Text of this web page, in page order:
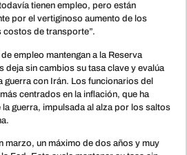
tienen empleo, pero están
por el vertiginoso aumento de los
costos de transporte”.
empleo mantengan a la Reserva
deja sin cambios su tasa clave y evalúa
guerra con Irán. Los funcionarios del
centrados en la inflación, que ha
guerra, impulsada al alza por los saltos
marzo, un máximo de dos años y muy